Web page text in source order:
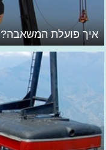
איך פועלת המשאבה?